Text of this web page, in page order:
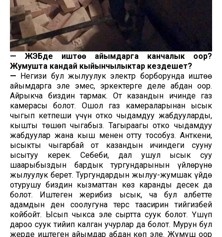
—
ЖЭБде иштөө айымдарга канчалык оор?
Жумушта кандай кыйынчылыктар кездешет?
— Негизи бул жылуулук электр борборунда иштөө
айымдарга эле эмес, эркектерге деле абдан оор.
Айрыкча биздин тармак. От казандын ичинде газ
камерасы болот. Ошол газ камераларынан ысык
чыгып кетпеши үчүн отко чыдамдуу жабдууларды,
кышты төшөп чыгабыз. Тагыраагы отко чыдамдуу
жабдуулар жана кыш менен отту тособуз. Анткени,
ысыкты чыгарбай от казандын ичиндеги сууну
ысытуу керек. Себеби, дал ушул ысык суу
шаарыбыздын бардык тургундарынын үйлөрүнө
жылуулук берет. Тургундардын жылуу-жумшак үйдө
отурушу биздин кызматтан көз каранды десек да
болот. Иштеген жерибиз ысык, чаң бул албетте
адамдын ден соолугуна терс таасирин тийгизбей
койбойт. Ысып чыксаң эле сыртта суук болот. Үшүп
дароо суук тийип калган учурлар да болот. Мурун бул
жерде иштеген айымдар абдан көп эле. Жумуш оор